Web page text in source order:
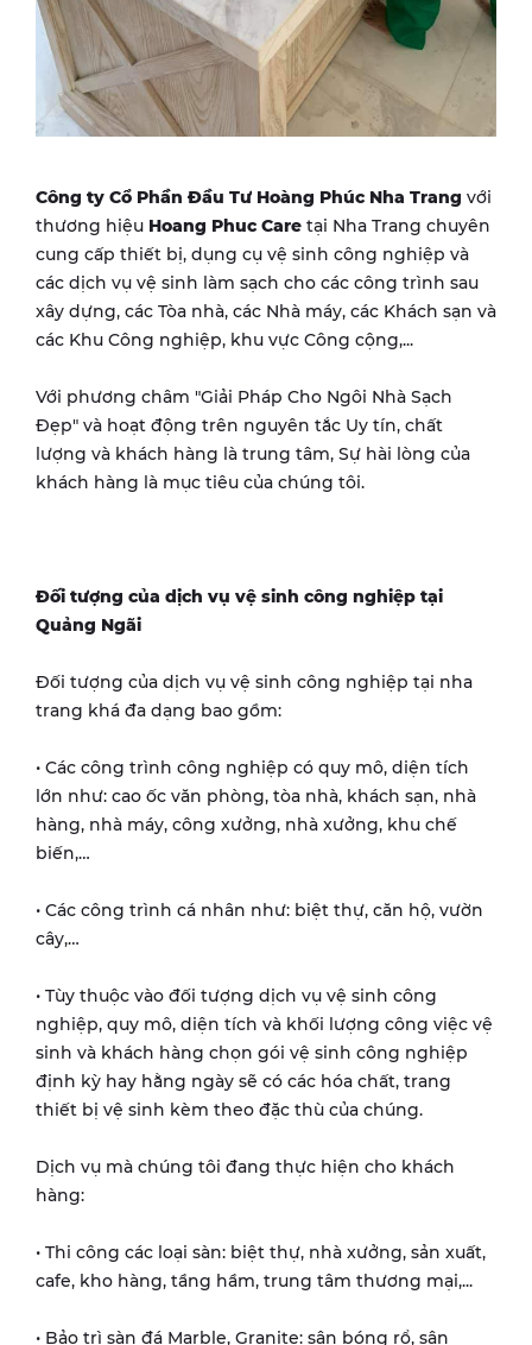
Công ty Cổ Phần Đầu Tư Hoàng Phúc Nha Trang với
thương hiệu Hoang Phuc Care tại Nha Trang chuyên
cung cấp thiết bị, dụng cụ vệ sinh công nghiệp và
các dịch vụ vệ sinh làm sạch cho các công trình sau
xây dựng, các Tòa nhà, các Nhà máy, các Khách sạn và
các Khu Công nghiệp, khu vực Công cộng,...
Với phương châm "Giải Pháp Cho Ngôi Nhà Sạch
Đẹp" và hoạt động trên nguyên tắc Uy tín, chất
lượng và khách hàng là trung tâm, Sự hài lòng của
khách hàng là mục tiêu của chúng tôi.
Đối tượng của dịch vụ vệ sinh công nghiệp tại
Quảng Ngãi
Đối tượng của dịch vụ vệ sinh công nghiệp tại nha
trang khá đa dạng bao gồm:
• Các công trình công nghiệp có quy mô, diện tích
lớn như: cao ốc văn phòng, tòa nhà, khách sạn, nhà
hàng, nhà máy, công xưởng, nhà xưởng, khu chế
biến,…
• Các công trình cá nhân như: biệt thự, căn hộ, vườn
cây,…
• Tùy thuộc vào đối tượng dịch vụ vệ sinh công
nghiệp, quy mô, diện tích và khối lượng công việc vệ
sinh và khách hàng chọn gói vệ sinh công nghiệp
định kỳ hay hằng ngày sẽ có các hóa chất, trang
thiết bị vệ sinh kèm theo đặc thù của chúng.
Dịch vụ mà chúng tôi đang thực hiện cho khách
hàng:
• Thi công các loại sàn: biệt thự, nhà xưởng, sản xuất,
cafe, kho hàng, tầng hầm, trung tâm thương mại,...
• Bảo trì sàn đá Marble, Granite: sân bóng rổ, sân